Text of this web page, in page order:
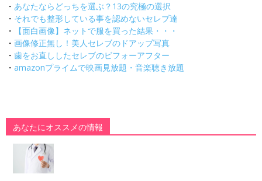
・ あなたならどっちを選ぶ？13の究極の選択
・ それでも整形している事を認めないセレブ達
・
【面白画像】ネットで服を買った結果・・・
・ 画像修正無し！美人セレブのドアップ写真
・ 歯をお直ししたセレブのビフォーアフター
・ amazonプライムで映画見放題・音楽聴き放題
あなたにオススメの情報